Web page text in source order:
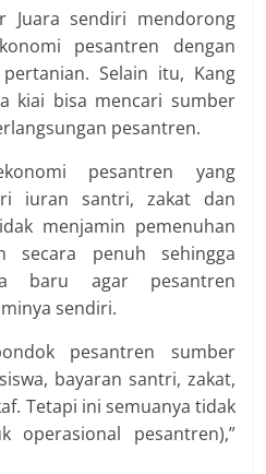
Juara sendiri mendorong
pesantren dengan
Selain itu, Kang
kiai bisa mencari sumber
pesantren.
pesantren yang
iuran santri, zakat dan
menjamin pemenuhan
secara penuh sehingga
baru agar pesantren
sendiri.
pesantren sumber
bayaran santri, zakat,
Tetapi ini semuanya tidak
operasional pesantren),”